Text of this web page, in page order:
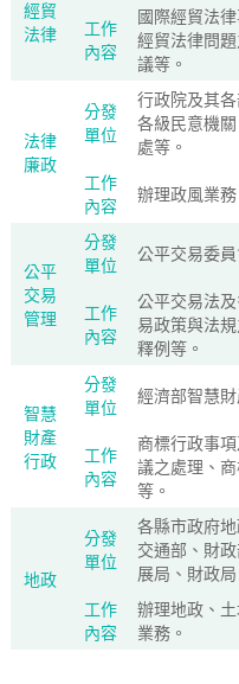
經貿
法律
工作
內容
國際經貿法
經貿法律問
議等。
法律
廉政
分發
單位
行政院及其
各級民意機
處等。
工作
內容
辦理政風業
公平
交易
管理
分發
單位
公平交易委員
工作
內容
公平交易法
易政策與法
釋例等。
智慧
財產
行政
分發
單位
經濟部智慧財
工作
內容
商標行政事
議之處理、
等。
地政
分發
單位
各縣市政府
交通部、財
展局、財政
工作
內容
辦理地政、
業務。